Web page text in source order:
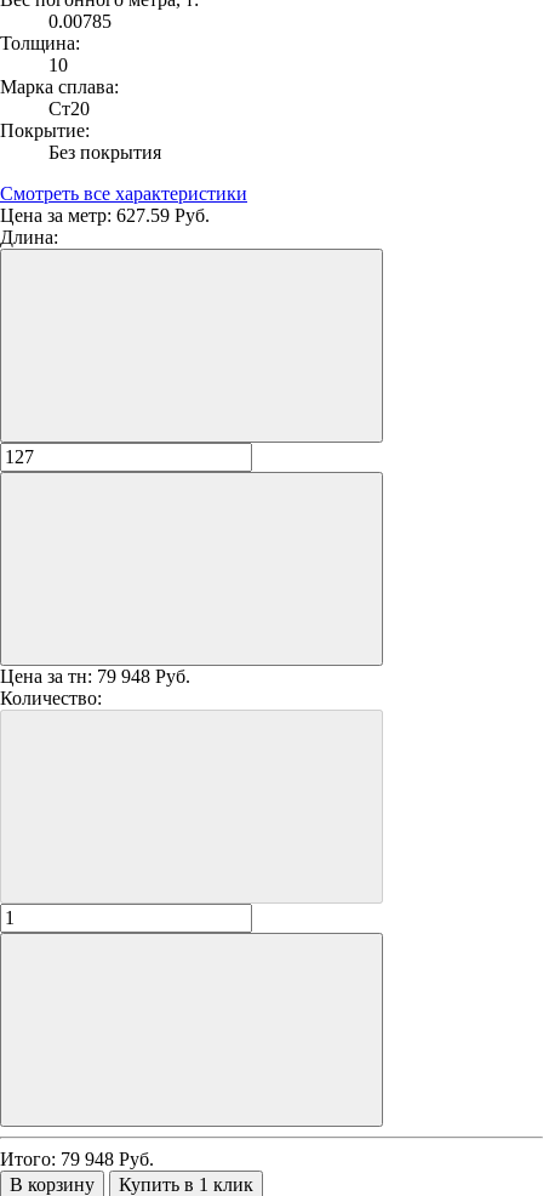
0.00785
Толщина:
10
Марка сплава:
Ст20
Покрытие:
Без покрытия
Смотреть все характеристики
Цена за метр: 627.59 Руб.
Длина:
Цена за тн: 79 948 Руб.
Количество:
Итого: 79 948 Руб.
В корзину
Купить в 1 клик